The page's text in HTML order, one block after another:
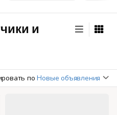
и
по Новые объявления